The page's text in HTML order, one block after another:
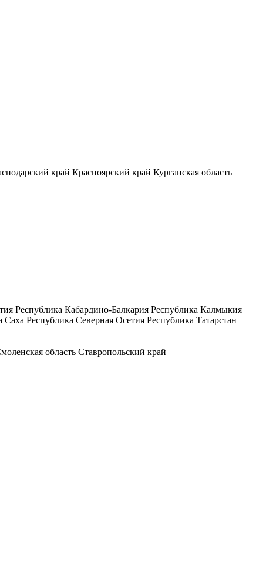
край Красноярский край Курганская область
Республика Кабардино-Балкария Республика Калмыкия
Саха Республика Северная Осетия Республика Татарстан
область Ставропольский край